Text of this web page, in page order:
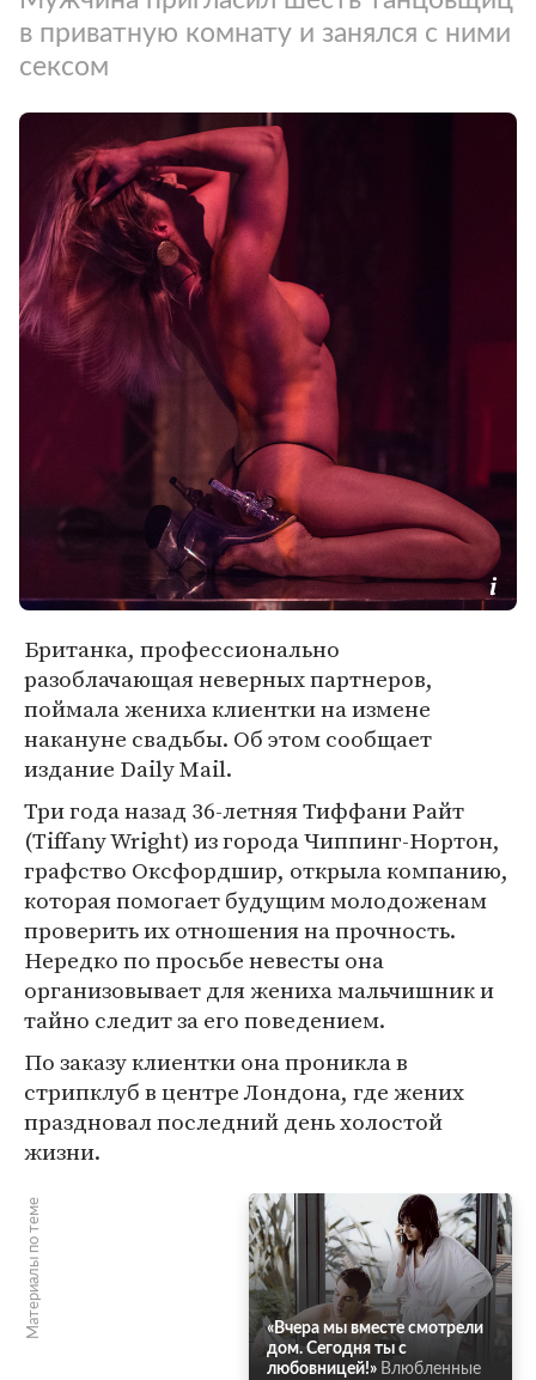
в приватную комнату и занялся с ними
сексом
Британка, профессионально
разоблачающая неверных партнеров,
поймала жениха клиентки на измене
накануне свадьбы. Об этом сообщает
издание Daily Mail.
Три года назад 36-летняя Тиффани Райт
(Tiffany Wright) из города Чиппинг-Нортон,
графство Оксфордшир, открыла компанию,
которая помогает будущим молодоженам
проверить их отношения на прочность.
Нередко по просьбе невесты она
организовывает для жениха мальчишник и
тайно следит за его поведением.
По заказу клиентки она проникла в
стрипклуб в центре Лондона, где жених
праздновал последний день холостой
жизни.
Материалы по теме
«Вчера мы вместе смотрели
дом. Сегодня ты с
любовницей!» Влюбленные